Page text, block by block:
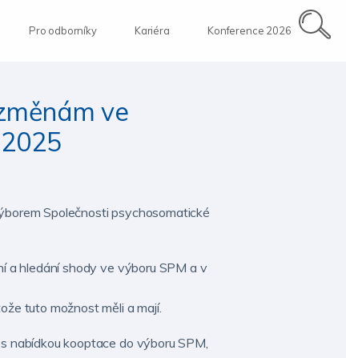
Pro odborníky Kariéra Konference 2026
ve
Společnosti psychosomatické
a hledání shody ve výboru SPM a v
tuto možnost měli a mají.
nabídkou kooptace do výboru SPM,